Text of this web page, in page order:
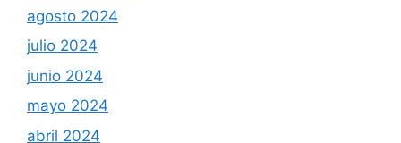
agosto 2024
julio 2024
junio 2024
mayo 2024
abril 2024